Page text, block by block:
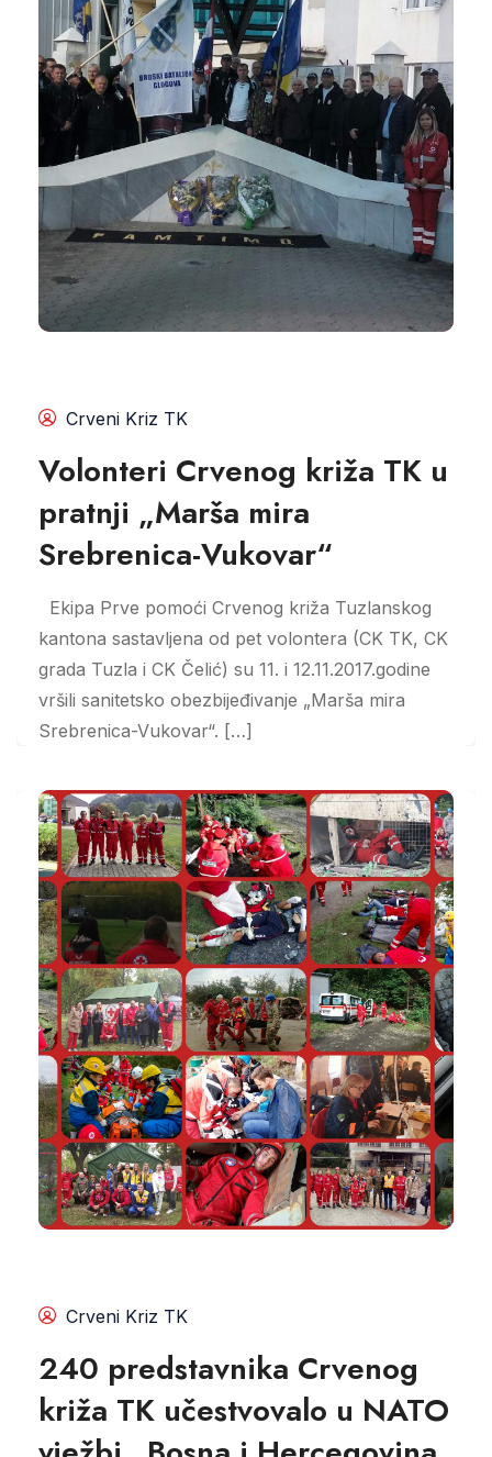
Crveni Kriz TK
Volonteri Crvenog križa TK u
pratnji „Marša mira
Srebrenica-Vukovar“
Ekipa Prve pomoći Crvenog križa Tuzlanskog
kantona sastavljena od pet volontera (CK TK, CK
grada Tuzla i CK Čelić) su 11. i 12.11.2017.godine
vršili sanitetsko obezbijeđivanje „Marša mira
Srebrenica-Vukovar“. […]
Crveni Kriz TK
240 predstavnika Crvenog
križa TK učestvovalo u NATO